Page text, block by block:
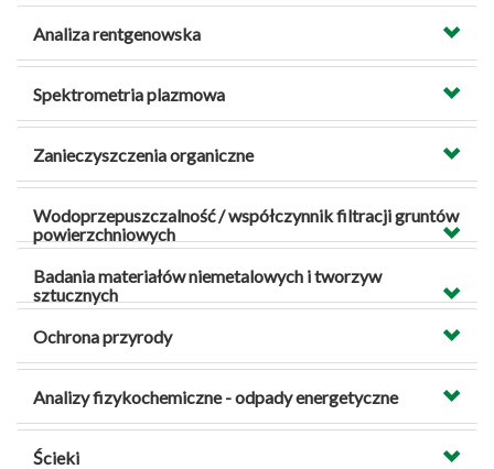
Analiza rentgenowska
Spektrometria plazmowa
Zanieczyszczenia organiczne
Wodoprzepuszczalność / współczynnik filtracji gruntów
powierzchniowych
Badania materiałów niemetalowych i tworzyw
sztucznych
Ochrona przyrody
Analizy fizykochemiczne - odpady energetyczne
Ścieki